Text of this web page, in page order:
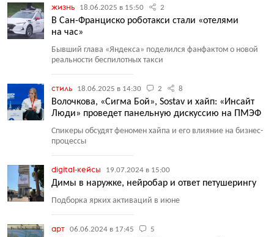
жизнь 18.06.2025 в 15:50 2
В Сан-Франциско роботакси стали «отелями
на час»
Бывший глава «Яндекса» поделился фанфактом о новой
реальности беспилотных такси
стиль 18.06.2025 в 14:30 2 8
Волочкова, «Сигма Бой», Sostav и хайп: «Инсайт
Люди» проведет панельную дискуссию на ПМЭФ
Спикеры обсудят феномен хайпа и его влияние на бизнес-
процессы
digital-кейсы 19.07.2024 в 15:00
Димы в наружке, нейробар и ответ петушерингу
Подборка ярких активаций в июне
арт 06.06.2024 в 17:45 5